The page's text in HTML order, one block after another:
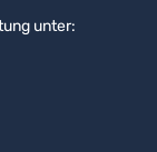
unter: